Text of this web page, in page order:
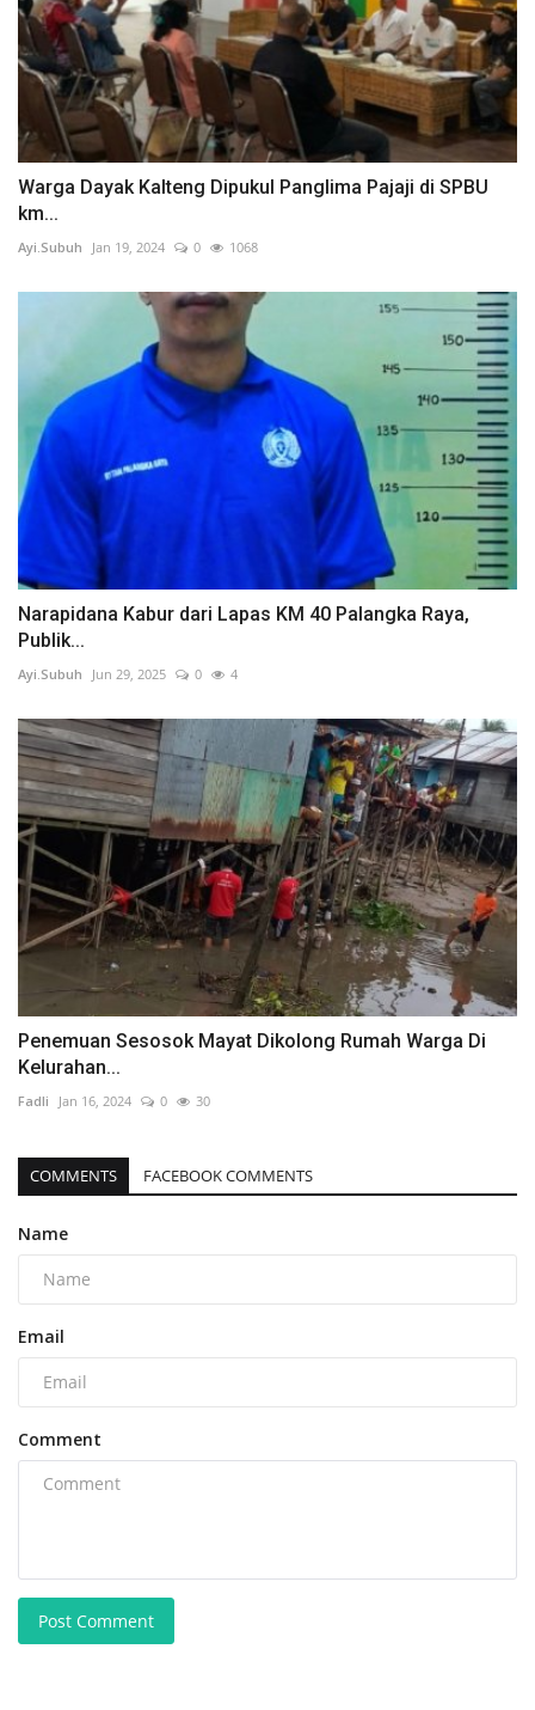
Warga Dayak Kalteng Dipukul Panglima Pajaji di SPBU
km...
Ayi.Subuh Jan 19, 2024 0 1068
Narapidana Kabur dari Lapas KM 40 Palangka Raya,
Publik...
Ayi.Subuh Jun 29, 2025 0 4
Penemuan Sesosok Mayat Dikolong Rumah Warga Di
Kelurahan...
Fadli Jan 16, 2024 0 30
COMMENTS FACEBOOK COMMENTS
Name
Email
Comment
Post Comment